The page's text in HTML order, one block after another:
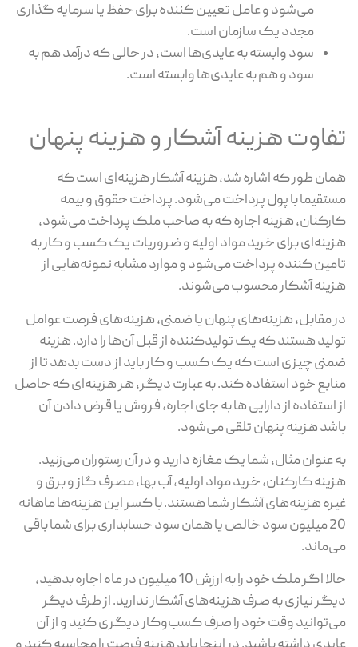
می‌شود و عامل تعیین کننده برای حفظ یا سرمایه گذاری
مجدد یک سازمان است.
سود وابسته به عایدی‌ها است، در حالی که درآمد هم به
سود و هم به عایدی‌ها وابسته است.
تفاوت هزینه آشکار و هزینه پنهان
همان طور که اشاره شد، هزینه آشکار هزینه‌ای است که
مستقیما با پول پرداخت می‌شود. پرداخت حقوق و بیمه
کارکنان، هزینه اجاره که به صاحب ملک پرداخت می‌شود،
هزینه‌ای برای خرید مواد اولیه و ضروریات یک کسب و کار به
تامین کننده پرداخت می‌شود و موارد مشابه نمونه‌هایی از
هزینه آشکار محسوب می‌شوند.
در مقابل، هزینه‌های پنهان یا ضمنی، هزینه‌های فرصت عوامل
تولید هستند که یک تولیدکننده از قبل آن‌ها را دارد. هزینه
ضمنی چیزی است که یک کسب و کار باید از دست بدهد تا از
منابع خود استفاده کند. به عبارت دیگر، هر هزینه‌ای که حاصل
از استفاده از دارایی ها به جای اجاره، فروش یا قرض دادن آن
باشد هزینه پنهان تلقی می‌شود.
به عنوان مثال، شما یک مغازه دارید و در آن رستوران می‌زنید.
هزینه کارکنان، خرید مواد اولیه، آب بها، مصرف گاز و برق و
غیره هزینه‌های آشکار شما هستند. با کسر این هزینه‌ها ماهانه
20 میلیون سود خالص یا همان سود حسابداری برای شما باقی
می‌ماند.
حالا اگر ملک خود را به ارزش 10 میلیون در ماه اجاره بدهید،
دیگر نیازی به صرف هزینه‌های آشکار ندارید. از طرف دیگر
می‌توانید وقت خود را صرف کسب‌وکار دیگری کنید و از آن